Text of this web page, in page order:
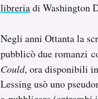
libreriadi Washington
Negli anni Ottanta la
pubblicò due romanzi
Could, ora disponibili
Lessing usò uno